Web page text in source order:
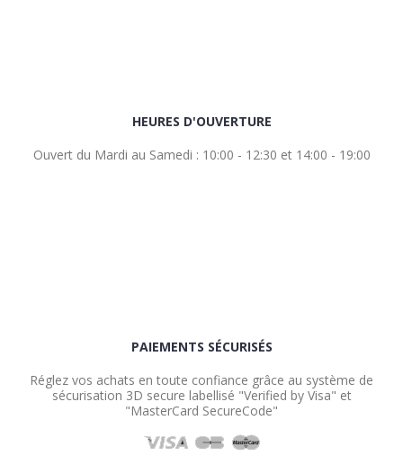
HEURES D'OUVERTURE
Ouvert du Mardi au Samedi : 10:00 - 12:30 et 14:00 - 19:00
PAIEMENTS SÉCURISÉS
Réglez vos achats en toute confiance grâce au système de
sécurisation 3D secure labellisé "Verified by Visa" et
"MasterCard SecureCode"